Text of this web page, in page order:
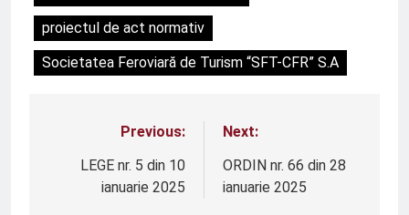
proiectul de act normativ
Societatea Feroviară de Turism “SFT-CFR” S.A
NavigarePrevious:
LEGE nr. 5 din 10
ianuarie 2025
Next:
ORDIN nr. 66 din 28
ianuarie 2025